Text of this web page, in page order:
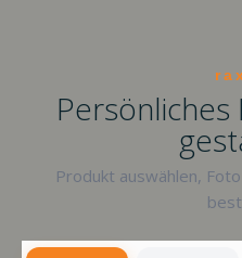
Produkt auswählen,